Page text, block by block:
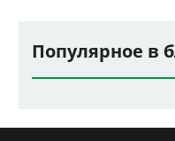
Популярное в